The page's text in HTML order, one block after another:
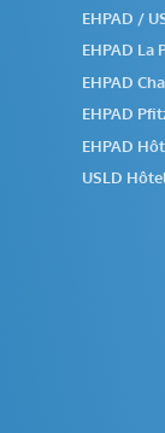
EHPAD /
EHPAD La
EHPAD
EHPAD
EHPAD
USLD